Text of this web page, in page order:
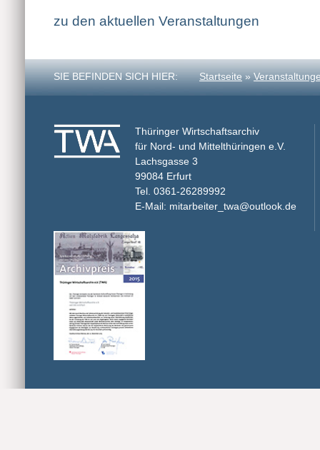
zu den aktuellen Veranstaltungen
SIE BEFINDEN SICH HIER: Startseite»
Thüringer Wirtschaftsarchiv
für Nord- und Mittelthüringen e.V.
Lachsgasse 3
99084 Erfurt
Tel. 0361-26289992
E-Mail: mitarbeiter_twa@outlook.de